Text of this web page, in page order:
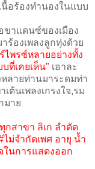
นื้อร้องทำนองในแบบ
ขาแดนซ์ของเมือง
ร้องเพลงลูกทุ่งด้วย
ไพรซ์หลายอย่างทั้ง
ที่เคยเห็น" เอาละ
ลายท่านมาระดมท่า
ต้นเพลงเกรงใจ,รม
มาย
กสาขา ลิเก ลำตัด
ม่จำกัดเพศ อายุ น้ำ
ในการแสดงออก